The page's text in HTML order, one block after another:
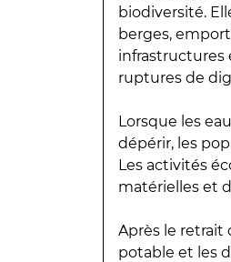
biodiversité.
berges,
infrastructures
ruptures de
Lorsque les
dépérir, les
Les activités
matérielles et
Après le retrait
potable et les